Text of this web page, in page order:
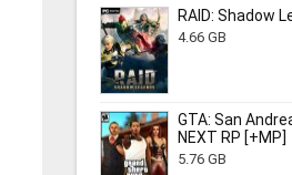
RAID: Shadow
4.66 GB
GTA: San
NEXT RP [+MP]
5.76 GB